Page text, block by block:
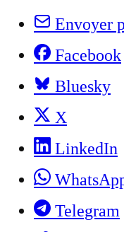
Envoyer
Facebook
Bluesky
X
LinkedIn
Telegram